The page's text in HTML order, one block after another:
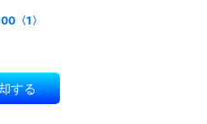
〈1〉
する